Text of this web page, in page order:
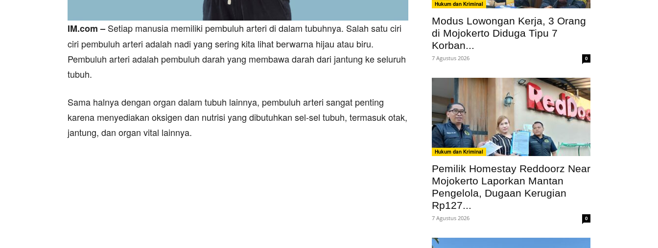
IM.com – Setiap manusia memiliki pembuluh arteri di dalam tubuhnya. Salah satu ciri
ciri pembuluh arteri adalah nadi yang sering kita lihat berwarna hijau atau biru.
Pembuluh arteri adalah pembuluh darah yang membawa darah dari jantung ke seluruh
tubuh.
Sama halnya dengan organ dalam tubuh lainnya, pembuluh arteri sangat penting
karena menyediakan oksigen dan nutrisi yang dibutuhkan sel-sel tubuh, termasuk otak,
jantung, dan organ vital lainnya.
Hukum dan Kriminal
Modus Lowongan Kerja, 3 Orang
di Mojokerto Diduga Tipu 7
Korban...
7 Agustus 2026 0
Hukum dan Kriminal
Pemilik Homestay Reddoorz Near
Mojokerto Laporkan Mantan
Pengelola, Dugaan Kerugian
Rp127...
7 Agustus 2026 0